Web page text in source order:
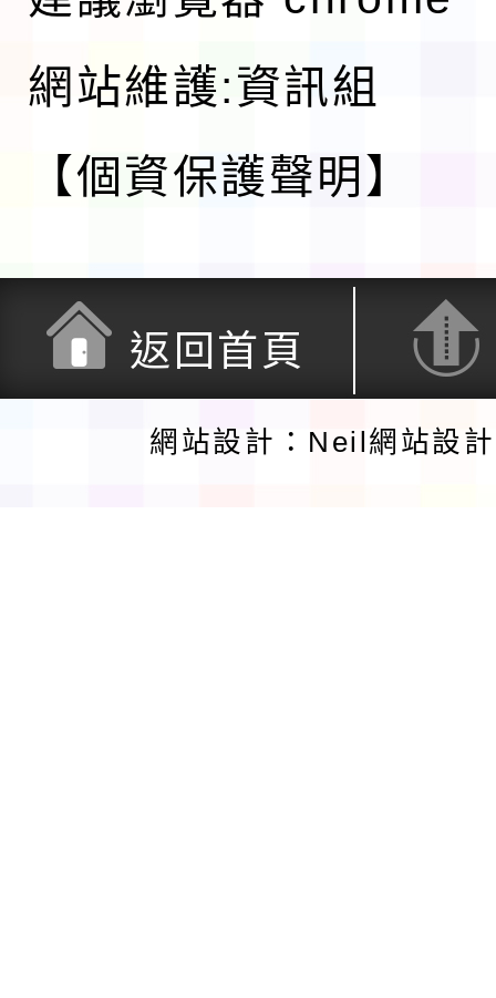
網站維護:資訊組
【個資保護聲明】
返回首頁
網站設計：Neil網站設